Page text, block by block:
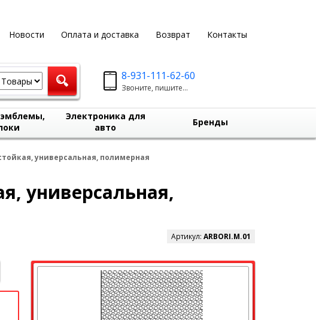
Новости Оплата и доставка Возврат Контакты
8-931-111-62-60
Звоните, пишите...
Электроника для
авто
Бренды
универсальная, полимерная
универсальная,
Артикул: ARBORI.M.01